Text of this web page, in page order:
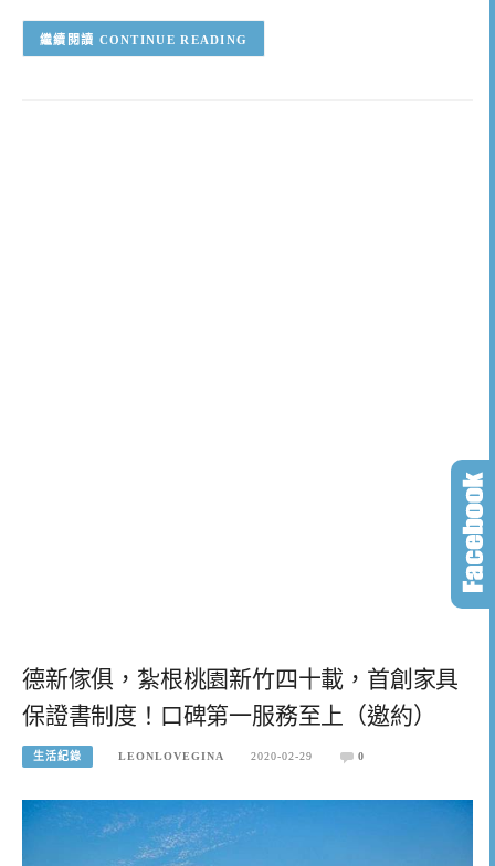
CONTINUE READING
德新傢俱，紮根桃園新竹四十載，首創家具
保證書制度！口碑第一服務至上（邀約）
生活紀錄 LEONLOVEGINA 2020-02-29 0